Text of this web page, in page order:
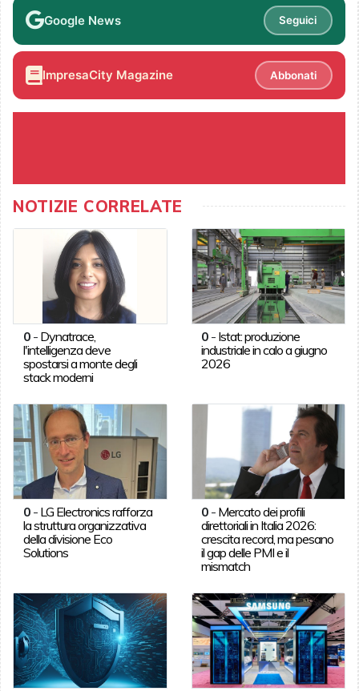
Google News Seguici
ImpresaCity Magazine Abbonati
NOTIZIE CORRELATE
0- Dynatrace,
l'intelligenza deve
spostarsi a monte degli
stack moderni
0 - Istat: produzione
industriale in calo a giugno
2026
0- LG Electronics rafforza
la struttura organizzativa
della divisione Eco
Solutions
0 - Mercato dei profili
direttoriali in Italia 2026:
crescita record, ma pesano
il gap delle PMI e il
mismatch